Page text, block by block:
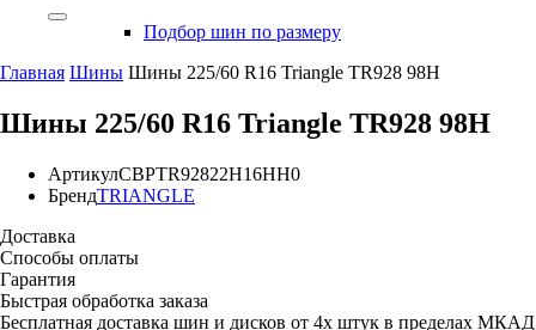
Подбор шин по размеру
Главная Шины Шины 225/60 R16 Triangle TR928 98H
Шины 225/60 R16 Triangle TR928 98H
АртикулCBPTR92822H16HH0
БрендTRIANGLE
Доставка
Способы оплаты
Гарантия
Быстрая обработка заказа
Бесплатная доставка шин и дисков от 4х штук в пределах МКАД